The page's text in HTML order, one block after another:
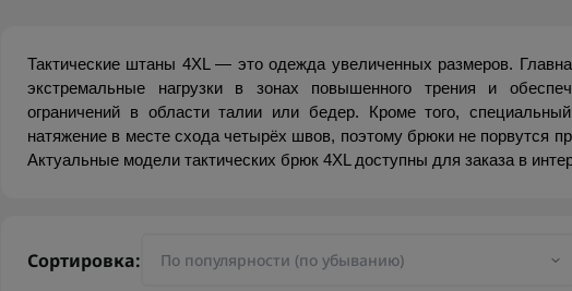
Тактические штаны 4XL — это одежда увеличенных размеров.
экстремальные нагрузки в зонах повышенного трения и
ограничений в области талии или бедер. Кроме того,
натяжение в месте схода четырёх швов, поэтому брюки не порвутся
Актуальные модели тактических брюк 4XL доступны для заказа в
Сортировка: